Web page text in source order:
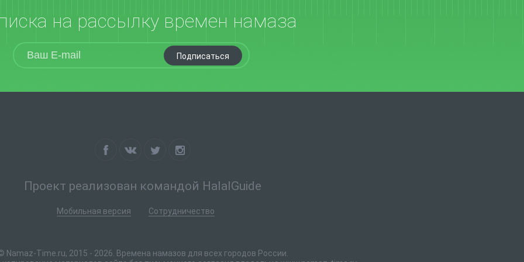
на рассылку времен намаза
Подписаться
Проект реализован командой HalalGuide
Мобильная версия Сотрудничество
Namaz-Time.ru, 2015 - 2026. Времена намазов для всех городов России.